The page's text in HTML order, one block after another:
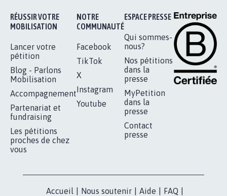
RÉUSSIR VOTRE
MOBILISATION
Lancer votre
pétition
Blog - Parlons
Mobilisation
Accompagnement
Partenariat et
fundraising
Les pétitions
proches de chez
vous
NOTRE
COMMUNAUTÉ
Facebook
TikTok
X
Instagram
Youtube
ESPACE PRESSE
Qui sommes-
nous?
Nos pétitions
dans la
presse
MyPetition
dans la
presse
Contact
presse
Accueil Nous soutenir Aide FAQ